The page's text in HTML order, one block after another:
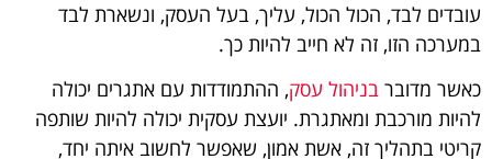
עובדים לבד, הכול הכול, עליך, בעל העסק, ונשארת לבד
במערכה הזו, זה לא חייב להיות כך.
כאשר מדובר בניהול עסק, ההתמודדות עם אתגרים יכולה
להיות מורכבת ומאתגרת. יועצת עסקית יכולה להיות שותפה
קריטי בתהליך זה, אשת אמון, שאפשר לחשוב איתה יחד,